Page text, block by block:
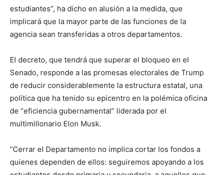
estudiantes”, ha dicho en alusión a la medida, que
implicará que la mayor parte de las funciones de la
agencia sean transferidas a otros departamentos.
El decreto, que tendrá que superar el bloqueo en el
Senado, responde a las promesas electorales de Trump
de reducir considerablemente la estructura estatal, una
política que ha tenido su epicentro en la polémica oficina
de “eficiencia gubernamental” liderada por el
multimillonario Elon Musk.
“Cerrar el Departamento no implica cortar los fondos a
quienes dependen de ellos: seguiremos apoyando a los